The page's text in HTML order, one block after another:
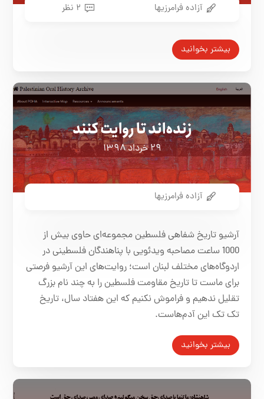
آزاده فرامرزیها ۲ نظر
بیشتر بخوانید
زنده‌‌اند تا روایت کنند
۲۹ خرداد ۱۳۹۸
آزاده فرامرزیها
آرشیو تاریخ شفاهی فلسطین مجموعه‌ای حاوی بیش از
1000 ساعت مصاحبه ویدئویی با پناهندگان فلسطینی در
اردوگاه‌های مختلف لبنان است؛ روایت‌های این آرشیو فرصتی
برای ماست تا تاریخ مقاومت فلسطین را به چند نام بزرگ
تقلیل ندهیم و فراموش نکنیم که این هفتاد سال، تاریخ
تک تک این آدم‌هاست.
بیشتر بخوانید